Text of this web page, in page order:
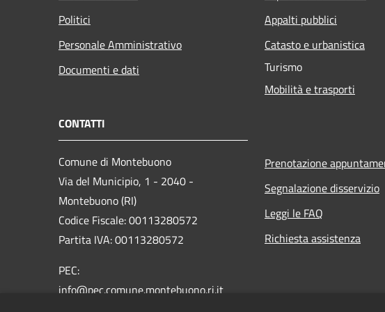
Politici
Personale Amministrativo
Documenti e dati
Appalti pubblici
Catasto e urbanistica
Turismo
Mobilità e trasporti
CONTATTI
Comune di Montebuono
Via del Municipio, 1 - 2040 -
Montebuono (RI)
Codice Fiscale: 00113280572
Partita IVA: 00113280572
PEC:
info@pec.comune.montebuono.ri.it
Prenotazione
Segnalazione disservizio
Leggi le FAQ
Richiesta assistenza